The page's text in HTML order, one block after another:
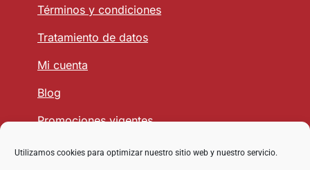
Utilizamos cookies para optimizar nuestro sitio web y nuestro servicio.
Términos y condiciones
Tratamiento de datos
Mi cuenta
Blog
Promociones vigentes
Seguridad y Confianza